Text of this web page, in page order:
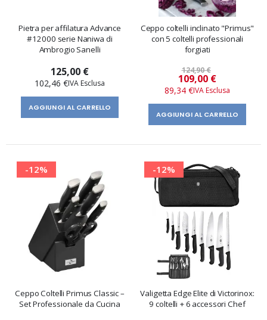
Pietra per affilatura Advance
#12000 serie Naniwa di
Ambrogio Sanelli
125,00 €
102,46 €
AGGIUNGI AL CARRELLO
Ceppo coltelli inclinato "Primus"
con 5 coltelli professionali
forgiati
124,90 €
Prezzo
speciale
109,00 €
89,34 €
AGGIUNGI AL CARRELLO
-12%
Ceppo Coltelli Primus Classic –
Set Professionale da Cucina
-12%
Valigetta Edge Elite di Victorinox:
9 coltelli + 6 accessori Chef